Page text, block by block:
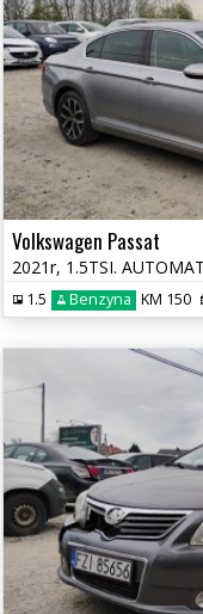
Volkswagen Passat
1.5 Benzyna KM 150